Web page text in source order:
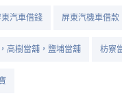
汽車借錢 屏東汽機車借款
高樹當舖，鹽埔當舖 枋寮